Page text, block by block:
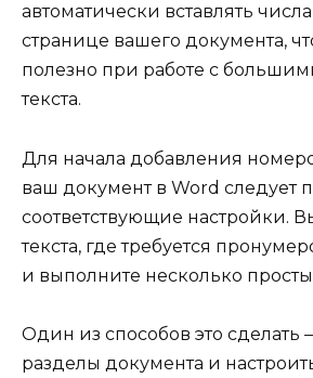
автоматически вставлять
странице вашего документа,
полезно при работе с
текста.
Для начала добавления
ваш документ в Word следует
соответствующие настройки.
текста, где требуется
и выполните несколько
Один из способов это сделать
разделы документа и